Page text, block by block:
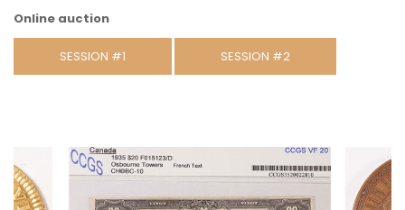
Online auction
SESSION #1 SESSION #2